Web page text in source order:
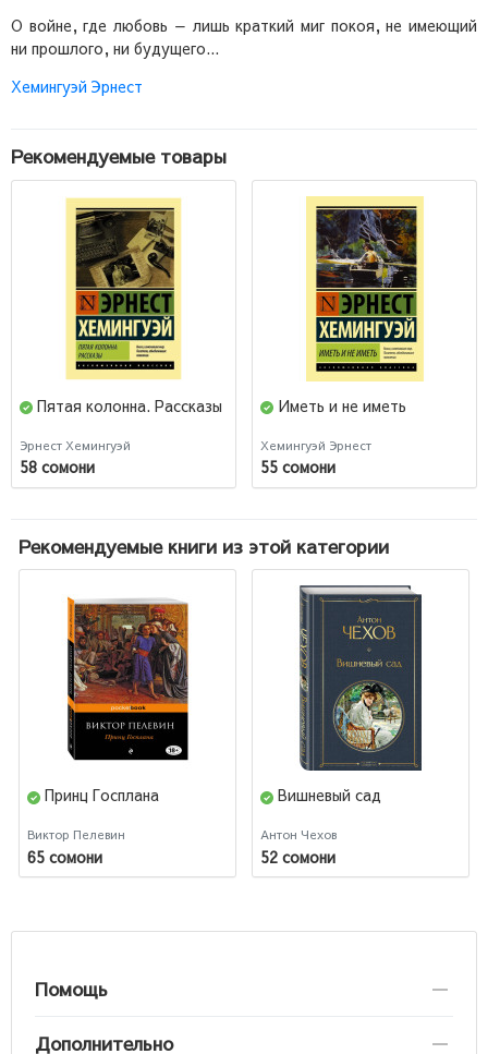
О войне, где любовь — лишь краткий миг покоя, не имеющий
ни прошлого, ни будущего...
Хемингуэй Эрнест
Рекомендуемые товары
Пятая колонна. Рассказы
Эрнест Хемингуэй
58 сомони
Иметь и не иметь
Хемингуэй Эрнест
55 сомони
Рекомендуемые книги из этой категории
Принц Госплана
Виктор Пелевин
65 сомони
Вишневый сад
Антон Чехов
52 сомони
Помощь
Дополнительно